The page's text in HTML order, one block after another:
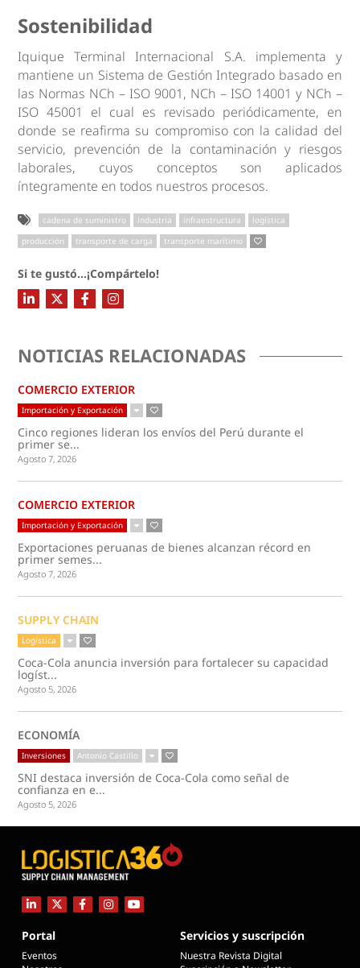
Sostenibilidad
Iquique Terminal Internacional S.A. implementa y
mantiene un Sistema de Gestión Integrado basado en
las Normas NCh – ISO 9001, NCh – ISO 14001 y NCh –
ISO 45001 el cual es revisado periódicamente, en
donde se reafirma su compromiso con la calidad del
servicio, prevención de la contaminación y riesgos
laborales, cuyos conceptos son aplicados
íntegramente en todos nuestros procesos.
cadena de suministro industria infraestructura
logística
producción
transporte de carga transporte marítimo
Si te gustó...¡Compártelo!
NOTICIAS RELACIONADAS
COMERCIO EXTERIOR
Importación y Exportación
Cinco regiones lideran los envíos del Perú durante el
primer se...
Agosto 7, 2026
COMERCIO EXTERIOR
Importación y Exportación
Exportaciones peruanas de bienes alcanzan récord en
primer semes...
Agosto 7, 2026
SUPPLY CHAIN
Logística
Coca-Cola anuncia inversión para fortalecer su capacidad
logíst...
Agosto 5, 2026
ECONOMÍA
Inversiones Antonio Castillo
SNI destaca inversión de Coca-Cola como señal de
confianza en e...
Agosto 5, 2026
Portal
Eventos
Servicios y suscripción
Nuestra Revista Digital